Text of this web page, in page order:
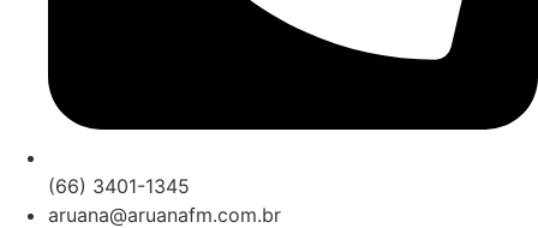
(66) 3401-1345
aruana@aruanafm.com.br